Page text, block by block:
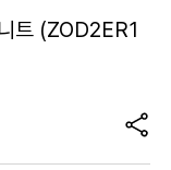
트 (ZOD2ER1